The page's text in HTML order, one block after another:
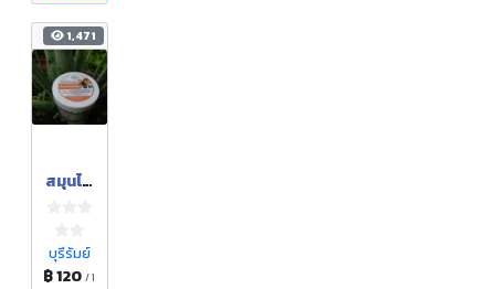
1,471
สมุนไพ
บุรีรัมย์
฿ 120/ 1